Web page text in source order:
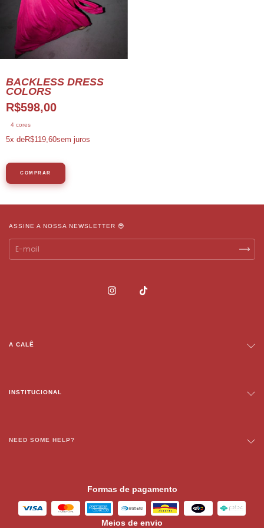
BACKLESS DRESS
COLORS
R$598,00
4 cores
5x deR$119,60sem juros
COMPRAR
ASSINE A NOSSA NEWSLETTER 😎
A CALÊ
INSTITUCIONAL
NEED SOME HELP?